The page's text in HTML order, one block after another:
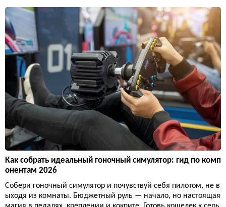
Как собрать идеальный гоночный симулятор: гид по комп
онентам 2026
Собери гоночный симулятор и почувствуй себя пилотом, не в
ыходя из комнаты. Бюджетный руль — начало, но настоящая